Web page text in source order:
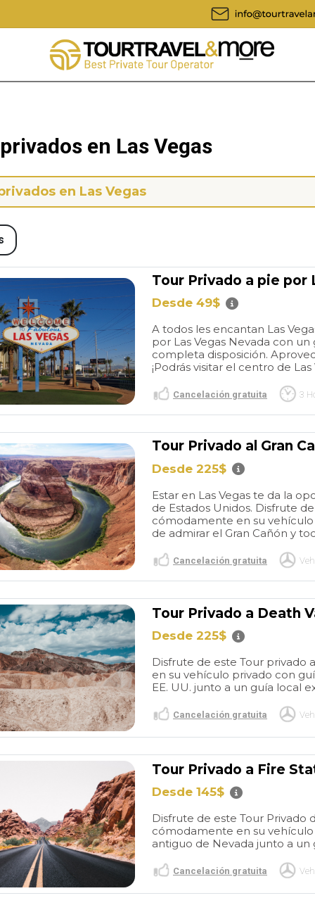
Great
of Barcelona
tour. Picked
of my hotel -
and driver
early, so as
out we were
me a great
around
were closed
day.
Great BCN
experiences
this company a few times
now over several years for
Barcelona transfers from the
airport as well as a four hour
private vehicle for
much for your help again
with our transfers from the
airport to the cruise terminal.
Do not hesitate booking
them. They are a very
reputable and professional
company.
read more
PURPLEGIRL22
en Las Vegas
en Las Vegas
Tour Privado a pie por
Desde 49$
A todos les encantan Las
por Las Vegas Nevada con
completa disposición.
¡Podrás visitar el centro de
Cancelación gratuita 3
Tour Privado al Gran
Desde 225$
Estar en Las Vegas te da la
de Estados Unidos. Disfrute
cómodamente en su
de admirar el Gran Cañón y
Cancelación gratuita
Tour Privado a Death
Desde 225$
Disfrute de este Tour privado
en su vehículo privado con
EE. UU. junto a un guía local
Cancelación gratuita
Tour Privado a Fire
Desde 145$
Disfrute de este Tour Privado
cómodamente en su
antiguo de Nevada junto a un
Cancelación gratuita